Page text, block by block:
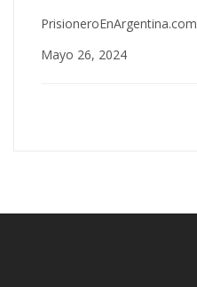
PrisioneroEnArgentina.com
Mayo 26, 2024